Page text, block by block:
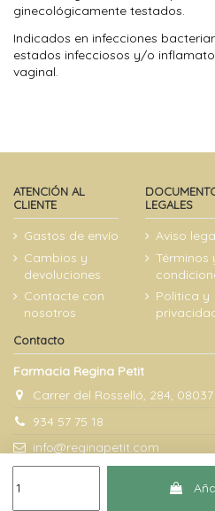
ginecológicamente testados.
Indicados en infecciones
estados infecciosos y/o
vaginal.
ATENCIÓN AL
CLIENTE
Gastos de envío
Cambios y
devoluciones
Contacte con
nosotros
LEGALES
Aviso
Términos
Politica y
Contacto
Farmacia Regina Petit
Carrer del Rosselló, 284,
934 57 75 18
info@reginapetit.com